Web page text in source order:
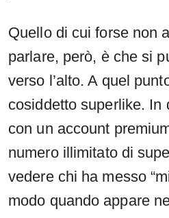
Quello di cui forse non
parlare, però, è che si
verso l’alto. A quel
cosiddetto superlike. In
con un account
numero illimitato di
vedere chi ha messo
modo quando appare